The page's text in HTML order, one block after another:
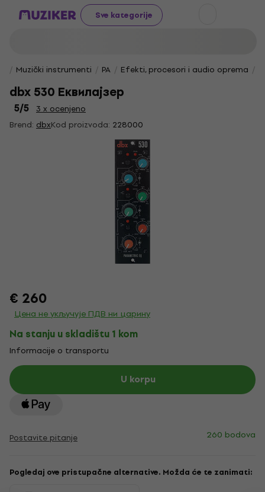
Sve kategorije
Muzički instrumenti PA Efekti, procesori i audio oprema
dbx 530 Еквилајзер
5/5
3 x ocenjeno
Brend: dbxKod proizvoda: 228000
€ 260
Цена не укључује ПДВ ни царину
Na stanju u skladištu 1 kom
Informacije o transportu
U korpu
Postavite pitanje 260 bodova
Pogledaj ove pristupačne alternative. Možda će te zanimati: